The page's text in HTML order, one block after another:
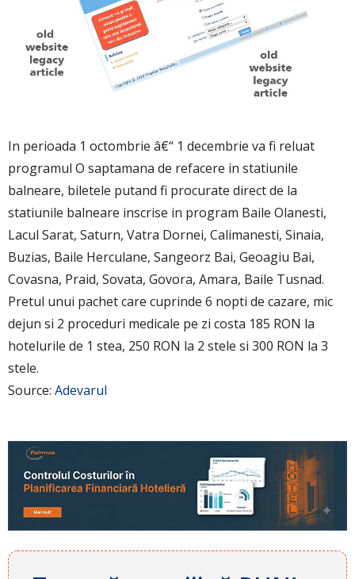
In perioada 1 octombrie â€“ 1 decembrie va fi reluat
programul O saptamana de refacere in statiunile
balneare, biletele putand fi procurate direct de la
statiunile balneare inscrise in program Baile Olanesti,
Lacul Sarat, Saturn, Vatra Dornei, Calimanesti, Sinaia,
Buzias, Baile Herculane, Sangeorz Bai, Geoagiu Bai,
Covasna, Praid, Sovata, Govora, Amara, Baile Tusnad.
Pretul unui pachet care cuprinde 6 nopti de cazare, mic
dejun si 2 proceduri medicale pe zi costa 185 RON la
hotelurile de 1 stea, 250 RON la 2 stele si 300 RON la 3
stele.
Source: Adevarul